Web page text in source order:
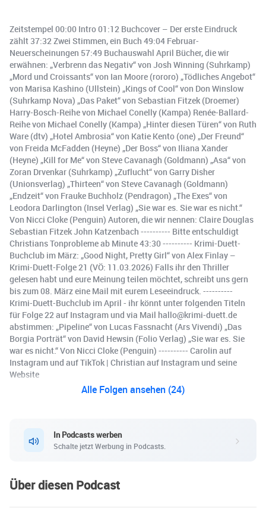
Zeitstempel 00:00 Intro 01:12 Buchcover – Der erste Eindruck
zählt 37:32 Zwei Stimmen, ein Buch 49:04 Februar-
Neuerscheinungen 57:49 Buchauswahl April Bücher, die wir
erwähnen: „Verbrenn das Negativ“ von Josh Winning (Suhrkamp)
„Mord und Croissants“ von Ian Moore (rororo) „Tödliches Angebot“
von Marisa Kashino (Ullstein) „Kings of Cool“ von Don Winslow
(Suhrkamp Nova) „Das Paket“ von Sebastian Fitzek (Droemer)
Harry-Bosch-Reihe von Michael Conelly (Kampa) Renée-Ballard-
Reihe von Michael Conelly (Kampa) „Hinter diesen Türen“ von Ruth
Ware (dtv) „Hotel Ambrosia“ von Katie Kento (one) „Der Freund“
von Freida McFadden (Heyne) „Der Boss“ von Iliana Xander
(Heyne) „Kill for Me“ von Steve Cavanagh (Goldmann) „Asa“ von
Zoran Drvenkar (Suhrkamp) „Zuflucht“ von Garry Disher
(Unionsverlag) „Thirteen“ von Steve Cavanagh (Goldmann)
„Endzeit“ von Frauke Buchholz (Pendragon) „The Exes“ von
Leodora Darlington (Insel Verlag) „Sie war es. Sie war es nicht.“
Von Nicci Cloke (Penguin) Autoren, die wir nennen: Claire Douglas
Sebastian Fitzek John Katzenbach ---------- Bitte entschuldigt
Christians Tonprobleme ab Minute 43:30 ---------- Krimi-Duett-
Buchclub im März: „Good Night, Pretty Girl“ von Alex Finlay –
Krimi-Duett-Folge 21 (VÖ: 11.03.2026) Falls ihr den Thriller
gelesen habt und eure Meinung teilen möchtet, schreibt uns gern
bis zum 08. März eine Mail mit eurem Leseeindruck. ----------
Krimi-Duett-Buchclub im April - ihr könnt unter folgenden Titeln
für Folge 22 auf Instagram und via Mail hallo@krimi-duett.de
abstimmen: „Pipeline“ von Lucas Fassnacht (Ars Vivendi) „Das
Borgia Porträt“ von David Hewsin (Folio Verlag) „Sie war es. Sie
war es nicht.“ Von Nicci Cloke (Penguin) ---------- Carolin auf
Instagram und auf TikTok | Christian auf Instagram und seine
Website
Alle Folgen ansehen (24)
In Podcasts werben
Schalte jetzt Werbung in Podcasts.
Über diesen Podcast